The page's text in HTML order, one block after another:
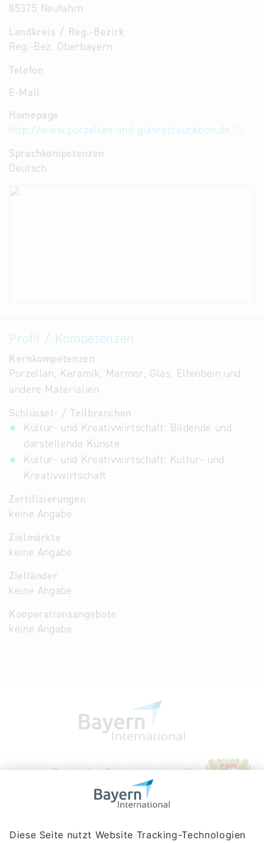
85375 Neufahrn
Landkreis / Reg.-Bezirk
Reg.-Bez. Oberbayern
Telefon
E-Mail
Homepage
http://www.porzellan-und-glasrestauration.de
Sprachkompetenzen
Deutsch
Profil / Kompetenzen
Kernkompetenzen
Porzellan, Keramik, Marmor, Glas, Elfenbein und
andere Materialien
Schlüssel- / Teilbranchen
Kultur- und Kreativwirtschaft: Bildende und
darstellende Künste
Kultur- und Kreativwirtschaft: Kultur- und
Kreativwirtschaft
Zertifizierungen
keine Angabe
Zielmärkte
keine Angabe
Zielländer
keine Angabe
Kooperationsangebote
keine Angabe
Bayerische Gesellschaft für Internationale
Rosenheimer Str. 143C